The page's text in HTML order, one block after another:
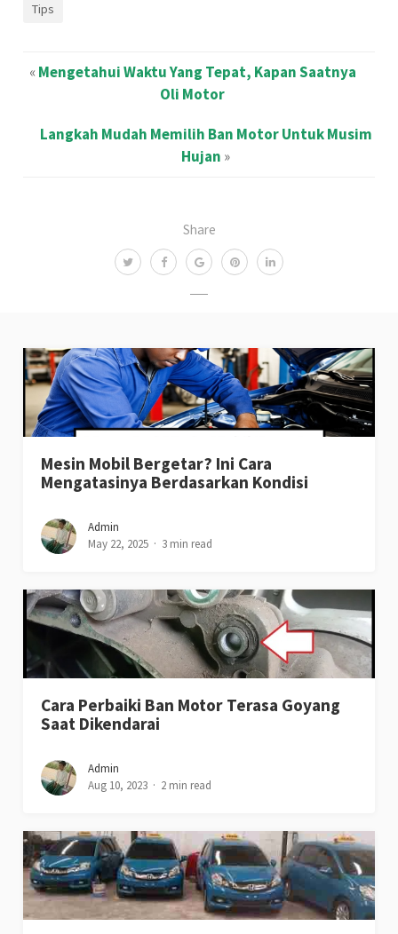
Share
Tips
«Mengetahui Waktu Yang Tepat, Kapan Saatnya
Oli Motor
Langkah Mudah Memilih Ban Motor Untuk Musim
Hujan »
Mesin Mobil Bergetar? Ini Cara
Mengatasinya Berdasarkan Kondisi
Admin
May 22, 2025
3 min read
Cara Perbaiki Ban Motor Terasa Goyang
Saat Dikendarai
Admin
Aug 10, 2023
2 min read